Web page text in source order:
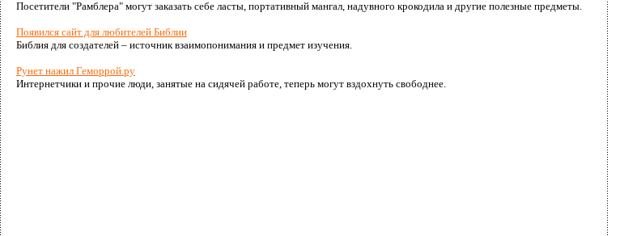
Посетители "Рамблера" могут заказать себе ласты, портативный мангал, надувного крокодила и другие полезные предметы.
Появился сайт для любителей Библии
Библия для создателей – источник взаимопонимания и предмет изучения.
Рунет нажил Геморрой.ру
Интернетчики и прочие люди, занятые на сидячей работе, теперь могут вздохнуть свободнее.